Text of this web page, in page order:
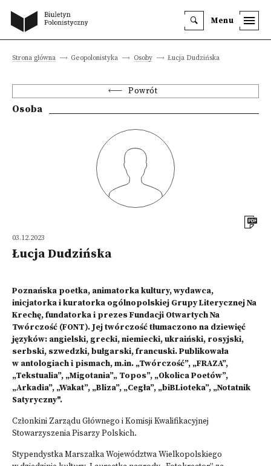
Menu
Strona główna Geopolonistyka Osoby Łucja Dudzińska
Powrót
Osoba
03.12.2023
Łucja Dudzińska
Poznańska poetka, animatorka kultury, wydawca,
inicjatorka i kuratorka ogólnopolskiej Grupy Literycznej Na
Krechę, fundatorka i prezes Fundacji Otwartych Na
Twórczość (FONT). Jej twórczość tłumaczono na dziewięć
języków: angielski, grecki, niemiecki, ukraiński, rosyjski,
serbski, szwedzki, bułgarski, francuski. Publikowała
w antologiach i pismach, m.in. „Twórczość”, „FRAZA”,
„Tekstualia”, „Migotania”„ Topos”, „Okolica Poetów”,
„Arkadia”, „Wakat”, „Bliza”, „Cegła”, „biBLioteka”, „Notatnik
Satyryczny".
Członkini Zarządu Głównego i Komisji Kwalifikacyjnej
Stowarzyszenia Pisarzy Polskich.
Stypendystka Marszałka Województwa Wielkopolskiego